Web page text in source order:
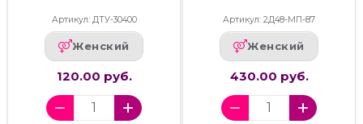
Артикул: ДТУ-30400
Женский
120.00 руб.
Артикул: 2Д48-МП-87
Женский
430.00 руб.